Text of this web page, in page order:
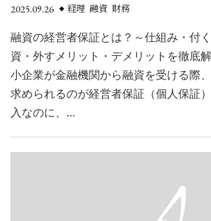
2025.09.26 経理 融資 財務
融資の経営者保証とは？～仕組み・付
資・外すメリット・デメリットを徹底
小企業が金融機関から融資を受ける際
求められるのが経営者保証（個人保証
入なのに、…